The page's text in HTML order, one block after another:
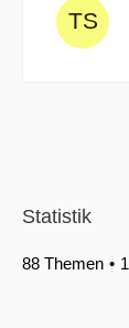
Statistik
88 Themen